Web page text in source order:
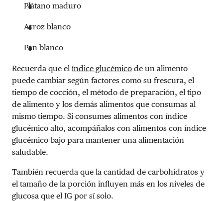
Plátano maduro
Arroz blanco
Pan blanco
Recuerda que el índice glucémico de un alimento
puede cambiar según factores como su frescura, el
tiempo de cocción, el método de preparación, el tipo
de alimento y los demás alimentos que consumas al
mismo tiempo. Si consumes alimentos con índice
glucémico alto, acompáñalos con alimentos con índice
glucémico bajo para mantener una alimentación
saludable.
También recuerda que la cantidad de carbohidratos y
el tamaño de la porción influyen más en los niveles de
glucosa que el IG por sí solo.